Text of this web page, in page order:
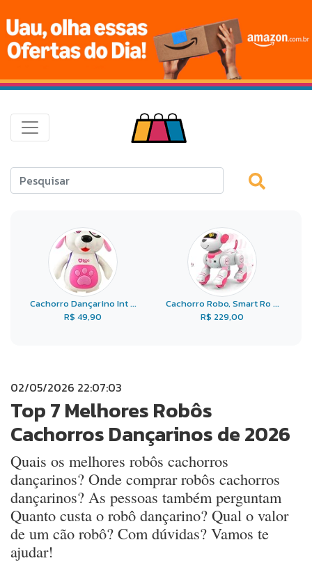
Cachorro Dançarino Int ...
R$ 49,90
Cachorro Robo, Smart Ro ...
R$ 229,00
02/05/2026 22:07:03
Top 7 Melhores Robôs
Cachorros Dançarinos de 2026
Quais os melhores robôs cachorros
dançarinos? Onde comprar robôs cachorros
dançarinos? As pessoas também perguntam
Quanto custa o robô dançarino? Qual o valor
de um cão robô? Com dúvidas? Vamos te
ajudar!